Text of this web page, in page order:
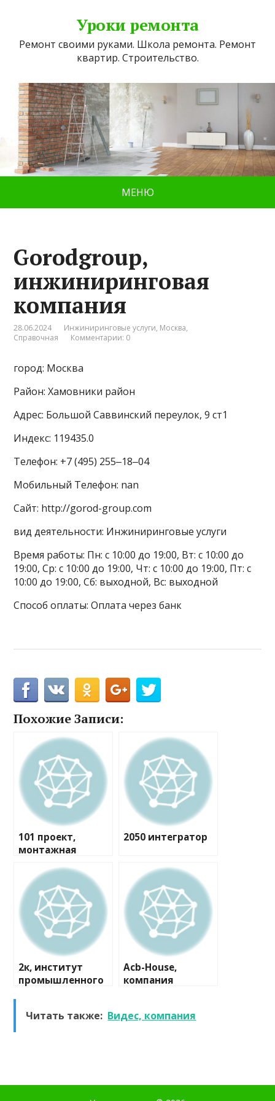
Уроки ремонта
Ремонт своими руками. Школа ремонта. Ремонт
квартир. Строительство.
МЕНЮ
Gorodgroup,
инжиниринговая
компания
28.06.2024 Инжиниринговые услуги, Москва,
Справочная
Комментарии: 0
город: Москва
Район: Хамовники район
Адрес: Большой Саввинский переулок, 9 ст1
Индекс: 119435.0
Телефон: +7 (495) 255‒18‒04
Мобильный Телефон: nan
Сайт: http://gorod-group.com
вид деятельности: Инжиниринговые услуги
Время работы: Пн: с 10:00 до 19:00, Вт: с 10:00 до
19:00, Ср: с 10:00 до 19:00, Чт: с 10:00 до 19:00, Пт: с
10:00 до 19:00, Сб: выходной, Вс: выходной
Способ оплаты: Оплата через банк
Похожие Записи:
101 проект,
монтажная
2050 интегратор
2к, институт
промышленного
Acb-House,
компания
Читать также: Видес, компания